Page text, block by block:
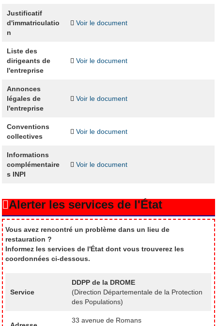
Justificatif
d'immatriculatio
n
Voir le document
Liste des
dirigeants de
l'entreprise
Voir le document
Annonces
légales de
l'entreprise
Voir le document
Conventions
collectives
Voir le document
Informations
complémentaire
s INPI
Voir le document
Alerter les services de l'État
Vous avez rencontré un problème dans un lieu de
restauration ?
Informez les services de l'État dont vous trouverez les
coordonnées ci-dessous.
Service
DDPP de la DROME
(Direction Départementale de la Protection
des Populations)
33 avenue de Romans